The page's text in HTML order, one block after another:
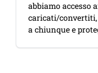
abbiamo accesso
caricati/
a chiunque e